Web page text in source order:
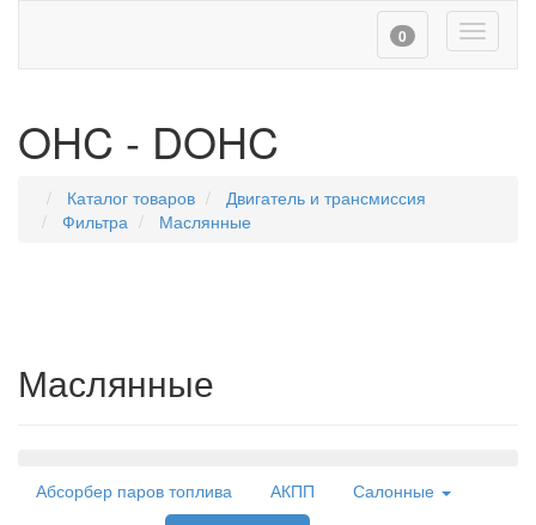
Toggle
0
OHC - DOHC
Каталог товаров
Двигатель и трансмиссия
Фильтра
Маслянные
Маслянные
Абсорбер паров топлива
АКПП
Салонные